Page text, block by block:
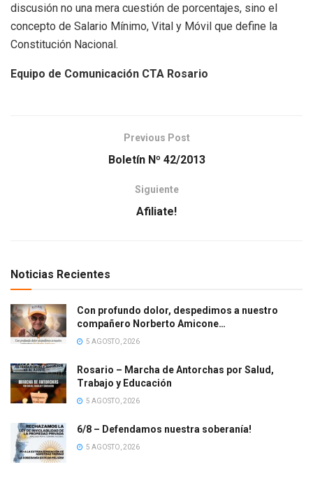
discusión no una mera cuestión de porcentajes, sino el
concepto de Salario Mínimo, Vital y Móvil que define la
Constitución Nacional.
Equipo de Comunicación CTA Rosario
Previous Post
Boletín Nº 42/2013
Siguiente
Afiliate!
Noticias Recientes
Con profundo dolor, despedimos a nuestro
compañero Norberto Amicone…
5 AGOSTO, 2026
Rosario – Marcha de Antorchas por Salud,
Trabajo y Educación
5 AGOSTO, 2026
6/8 – Defendamos nuestra soberanía!
5 AGOSTO, 2026